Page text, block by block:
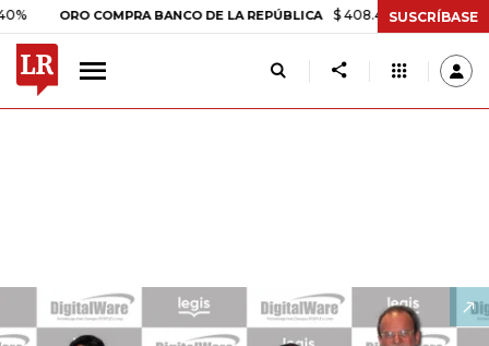
ORO COMPRA BANCO DE LA REPÚBLICA $ 408.498,97 +$ 8.753,81
SUSCRÍBASE